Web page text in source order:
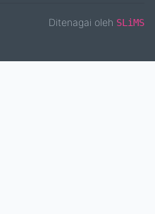
Ditenagai oleh SLiMS